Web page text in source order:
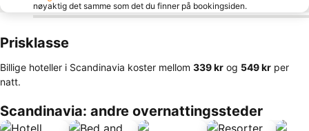
nøyaktig det samme som det du finner på bookingsiden.
Prisklasse
Billige hoteller i Scandinavia koster mellom ‎339 kr og ‎549 kr per
natt.
Scandinavia: andre overnattingssteder